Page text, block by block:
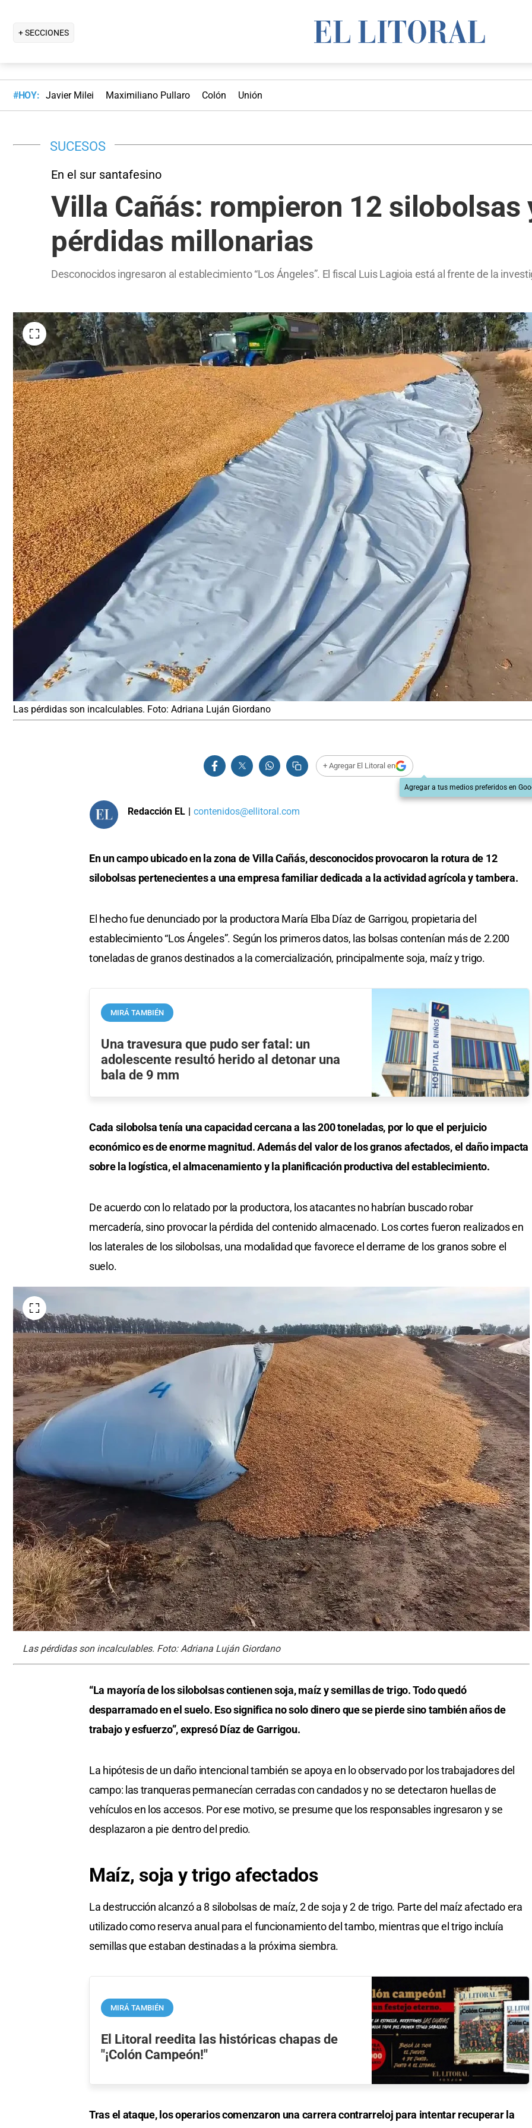
+ SECCIONES
#HOY: Javier Milei Maximiliano Pullaro Colón Unión
SUCESOS
En el sur santafesino
Villa Cañás: rompieron 12 silobolsas
pérdidas millonarias
Desconocidos ingresaron al establecimiento “Los Ángeles”. El fiscal Luis Lagioia está al frente de la
Las pérdidas son incalculables. Foto: Adriana Luján Giordano
+ Agregar El Litoral en
Agregar a tus medios preferidos en
Redacción EL | contenidos@ellitoral.com
En un campo ubicado en la zona de Villa Cañás, desconocidos provocaron la rotura de 12
silobolsas pertenecientes a una empresa familiar dedicada a la actividad agrícola y tambera.
El hecho fue denunciado por la productora María Elba Díaz de Garrigou, propietaria del
establecimiento “Los Ángeles”. Según los primeros datos, las bolsas contenían más de 2.200
toneladas de granos destinados a la comercialización, principalmente soja, maíz y trigo.
MIRÁ TAMBIÉN
Una travesura que pudo ser fatal: un
adolescente resultó herido al detonar una
bala de 9 mm
Cada silobolsa tenía una capacidad cercana a las 200 toneladas, por lo que el perjuicio
económico es de enorme magnitud. Además del valor de los granos afectados, el daño impacta
sobre la logística, el almacenamiento y la planificación productiva del establecimiento.
De acuerdo con lo relatado por la productora, los atacantes no habrían buscado robar
mercadería, sino provocar la pérdida del contenido almacenado. Los cortes fueron realizados en
los laterales de los silobolsas, una modalidad que favorece el derrame de los granos sobre el
suelo.
Las pérdidas son incalculables. Foto: Adriana Luján Giordano
“La mayoría de los silobolsas contienen soja, maíz y semillas de trigo. Todo quedó
desparramado en el suelo. Eso significa no solo dinero que se pierde sino también años de
trabajo y esfuerzo”, expresó Díaz de Garrigou.
La hipótesis de un daño intencional también se apoya en lo observado por los trabajadores del
campo: las tranqueras permanecían cerradas con candados y no se detectaron huellas de
vehículos en los accesos. Por ese motivo, se presume que los responsables ingresaron y se
desplazaron a pie dentro del predio.
Maíz, soja y trigo afectados
La destrucción alcanzó a 8 silobolsas de maíz, 2 de soja y 2 de trigo. Parte del maíz afectado era
utilizado como reserva anual para el funcionamiento del tambo, mientras que el trigo incluía
semillas que estaban destinadas a la próxima siembra.
MIRÁ TAMBIÉN
El Litoral reedita las históricas chapas de
"¡Colón Campeón!"
Tras el ataque, los operarios comenzaron una carrera contrarreloj para intentar recuperar la